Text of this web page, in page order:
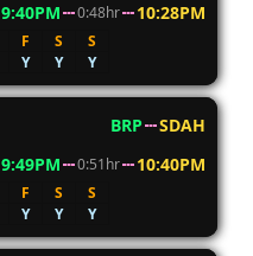
9:40PM 0:48hr 10:28PM
F S
S
Y Y Y
BRP
SDAH
9:49PM 0:51hr 10:40PM
F S
S
Y Y Y